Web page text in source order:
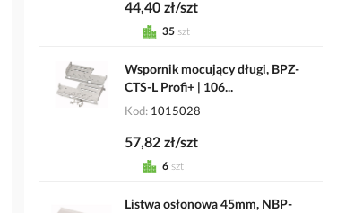
44,40 zł/szt
35 szt
Wspornik mocujący długi, BPZ-
CTS-L Profi+ | 106...
Kod 1015028
57,82 zł/szt
6 szt
Listwa osłonowa 45mm, NBP-